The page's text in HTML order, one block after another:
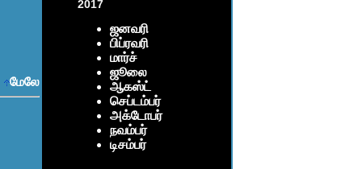
மேலே
2017
ஜனவரி
பிப்ரவரி
மார்ச்
ஜூலை
ஆகஸ்ட்
செப்டம்பர்
அக்டோபர்
நவம்பர்
டிசம்பர்